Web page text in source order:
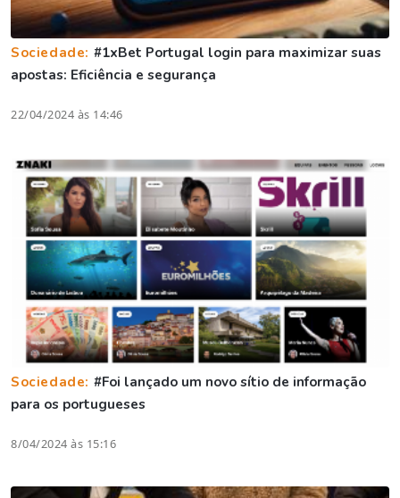
Sociedade: #1xBet Portugal login para maximizar suas
apostas: Eficiência e segurança
22/04/2024 às 14:46
Sociedade: #Foi lançado um novo sítio de informação
para os portugueses
8/04/2024 às 15:16